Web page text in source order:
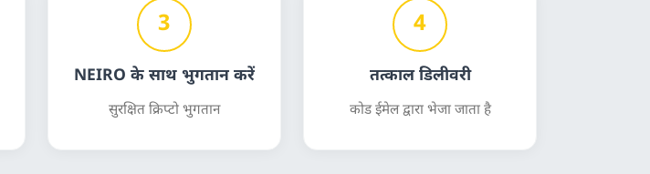
3
NEIRO के साथ भुगतान करें
सुरक्षित क्रिप्टो भुगतान
4
तत्काल डिलीवरी
कोड ईमेल द्वारा भेजा जाता है